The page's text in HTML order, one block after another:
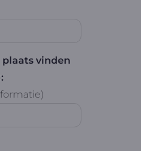
vinden